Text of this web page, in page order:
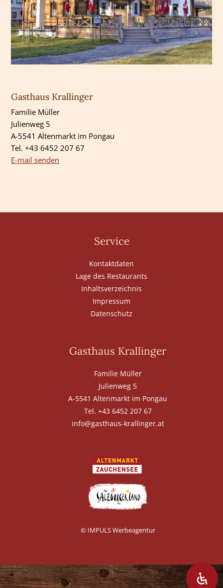
Gasthaus Krallinger
Familie Müller
Julienweg 5
A-5541 Altenmarkt im Pongau
Tel. +43 6452 207 67
E-mail senden
Service
Kontaktdaten
Lage des Restaurants
Inhaltsverzeichnis
Impressum
Datenschutz
Gasthaus Krallinger
Familie Müller
Julienweg 5
A-5541 Altenmarkt im Pongau
Tel. +43 6452 207 67
info@gasthaus-krallinger.at
© IMPULS Werbeagentur